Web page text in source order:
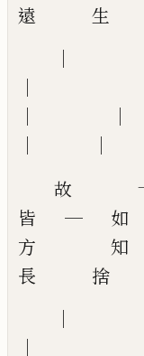
遠 生
故
皆 ─
方
長 捨